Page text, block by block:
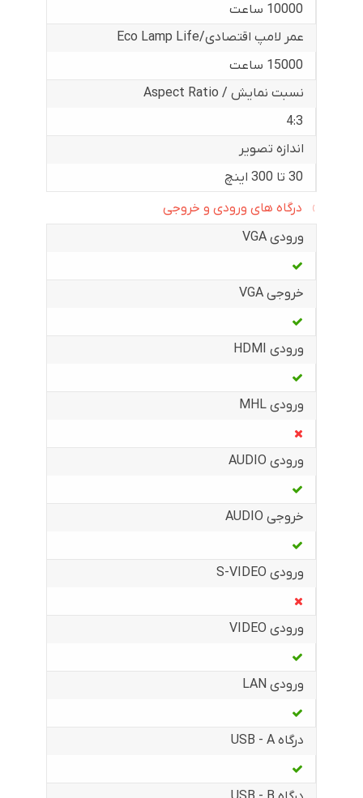
10000 ساعت
عمر لامپ اقتصادی/Eco Lamp Life
15000 ساعت
نسبت نمایش / Aspect Ratio
4:3
اندازه تصویر
30 تا 300 اینچ
درگاه های ورودی و خروجی
ورودی VGA
خروجی VGA
ورودی HDMI
ورودی MHL
ورودی AUDIO
خروجی AUDIO
ورودی S-VIDEO
ورودی VIDEO
ورودی LAN
درگاه USB - A